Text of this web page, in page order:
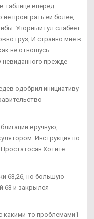
таблице вперед
проиграть ей более,
Упорный гул слабеет
груз, И странно мне в
не отношусь.
прежде
одобрил инициативу
вручную,
Инструкция по
Хотите
63,26, но большую
63 и закрылся
какими-то проблемами1